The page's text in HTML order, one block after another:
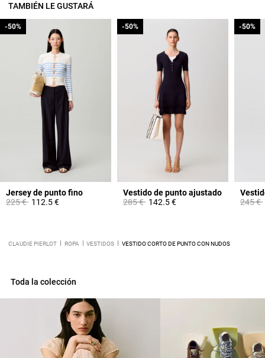
TAMBIÉN LE GUSTARÁ
Jersey de punto fino
Price reduced from
225 €to
-50%
112.5 €
-50%
Vestido de punto ajustado
Price reduced from
285 €to
-50%
142.5 €
-50%
Price
245 €
-50%
-50%
CLAUDIE PIERLOT ROPA VESTIDOS VESTIDO CORTO DE PUNTO CON NUDOS
Toda la colección